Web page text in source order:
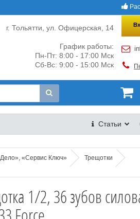
г. Тольятти, ул. Офицерская, 14
График работы:
Пн-Пт: 8:00 - 17:00 Мск
Сб-Вс: 9:00 - 15:00 Мск
Статьи
«Сервис Ключ»
Трещотки
1/2, 36 зубов